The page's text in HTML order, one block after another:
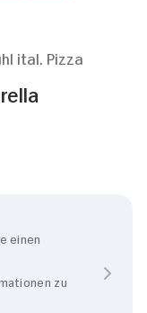
ital. Pizza
einen
zu